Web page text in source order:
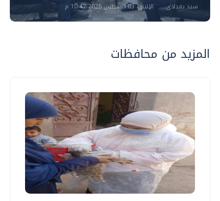
سيد بغدادي الإثنين، 03 اغسطس 2026 10:47 م
المزيد من محافظات